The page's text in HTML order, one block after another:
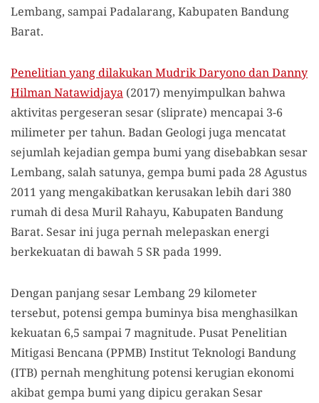
Lembang, sampai Padalarang, Kabupaten Bandung
Barat.
Penelitian yang dilakukan Mudrik Daryono dan Danny
Hilman Natawidjaya (2017) menyimpulkan bahwa
aktivitas pergeseran sesar (sliprate) mencapai 3-6
milimeter per tahun. Badan Geologi juga mencatat
sejumlah kejadian gempa bumi yang disebabkan sesar
Lembang, salah satunya, gempa bumi pada 28 Agustus
2011 yang mengakibatkan kerusakan lebih dari 380
rumah di desa Muril Rahayu, Kabupaten Bandung
Barat. Sesar ini juga pernah melepaskan energi
berkekuatan di bawah 5 SR pada 1999.
Dengan panjang sesar Lembang 29 kilometer
tersebut, potensi gempa buminya bisa menghasilkan
kekuatan 6,5 sampai 7 magnitude. Pusat Penelitian
Mitigasi Bencana (PPMB) Institut Teknologi Bandung
(ITB) pernah menghitung potensi kerugian ekonomi
akibat gempa bumi yang dipicu gerakan Sesar